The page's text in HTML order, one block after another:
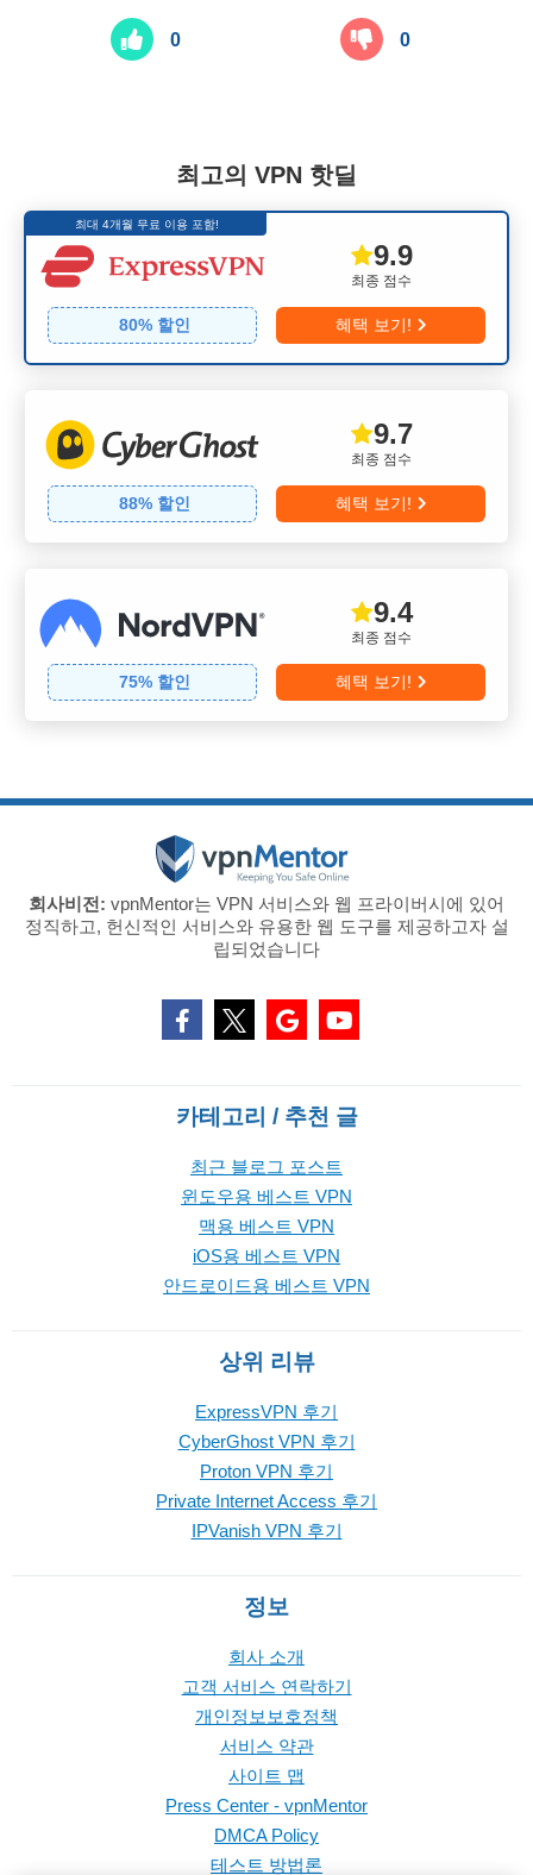
0 0
최고의 VPN 핫딜
최대 4개월 무료 이용 포함!
최종 점수
9.9
80% 할인 혜택 보기!
최종 점수
9.7
88% 할인 혜택 보기!
최종 점수
9.4
75% 할인 혜택 보기!
회사비전: vpnMentor는 VPN 서비스와 웹 프라이버시에 있어
정직하고, 헌신적인 서비스와 유용한 웹 도구를 제공하고자 설
립되었습니다
카테고리 / 추천 글
최근 블로그 포스트
윈도우용 베스트 VPN
맥용 베스트 VPN
iOS용 베스트 VPN
안드로이드용 베스트 VPN
상위 리뷰
ExpressVPN 후기
CyberGhost VPN 후기
Proton VPN 후기
Private Internet Access 후기
IPVanish VPN 후기
정보
회사 소개
고객 서비스 연락하기
개인정보보호정책
서비스 약관
사이트 맵
Press Center - vpnMentor
DMCA Policy
테스트 방법론